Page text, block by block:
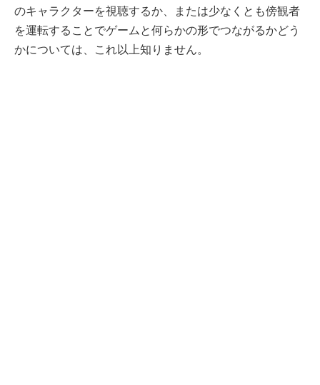
のキャラクターを視聴するか、または少なくとも傍観者
を運転することでゲームと何らかの形でつながるかどう
かについては、これ以上知りません。